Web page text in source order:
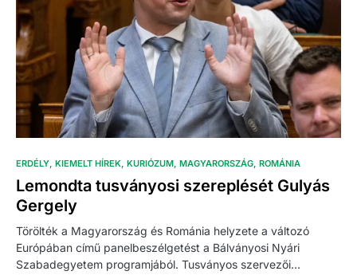
ERDÉLY KIEMELT HÍREK KURIÓZUM MAGYARORSZÁG ROMÁNIA
Lemondta tusványosi szereplését Gulyás
Gergely
Törölték a Magyarország és Románia helyzete a változó
Európában című panelbeszélgetést a Bálványosi Nyári
Szabadegyetem programjából. Tusványos szervezői…